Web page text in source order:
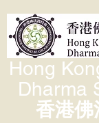
Hong
Dharma
香港